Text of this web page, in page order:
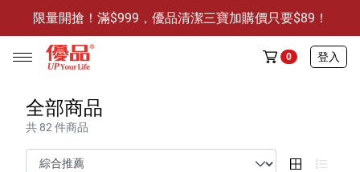
限量開搶！滿$999，優品清潔三寶加購價只要$89！
防霉清潔好幫手-任3件贈保濕抗菌洗手乳
限量開搶！滿$999，優品清潔三寶加購價只要$89！
0 登入
任選活動
全部商品
共 82 件商品